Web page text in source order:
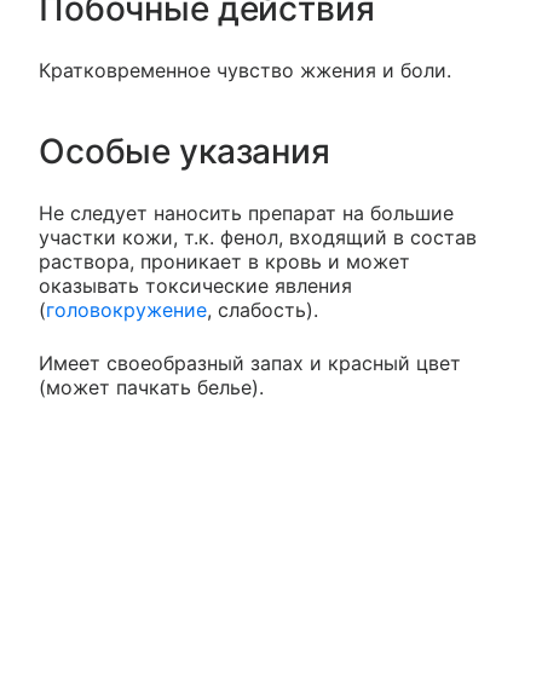
Побочные действия
Кратковременное чувство жжения и боли.
Особые указания
Не следует наносить препарат на большие
участки кожи, т.к. фенол, входящий в состав
раствора, проникает в кровь и может
оказывать токсические явления
(головокружение, слабость).
Имеет своеобразный запах и красный цвет
(может пачкать белье).